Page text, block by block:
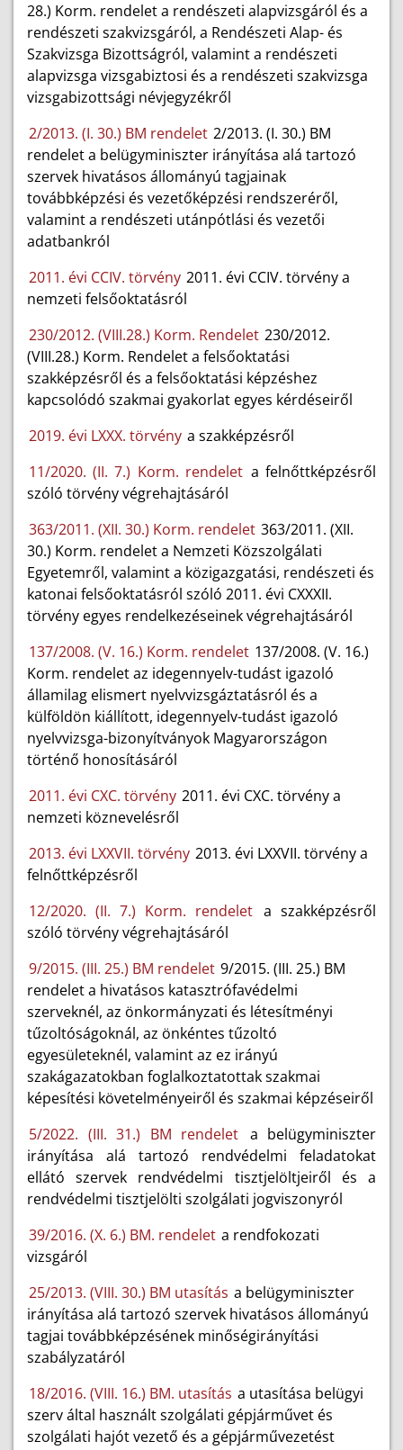
28.) Korm. rendelet a rendészeti alapvizsgáról és a
rendészeti szakvizsgáról, a Rendészeti Alap- és
Szakvizsga Bizottságról, valamint a rendészeti
alapvizsga vizsgabiztosi és a rendészeti szakvizsga
vizsgabizottsági névjegyzékről
2/2013. (I. 30.) BM rendelet 2/2013. (I. 30.) BM
rendelet a belügyminiszter irányítása alá tartozó
szervek hivatásos állományú tagjainak
továbbképzési és vezetőképzési rendszeréről,
valamint a rendészeti utánpótlási és vezetői
adatbankról
2011. évi CCIV. törvény 2011. évi CCIV. törvény a
nemzeti felsőoktatásról
230/2012. (VIII.28.) Korm. Rendelet 230/2012.
(VIII.28.) Korm. Rendelet a felsőoktatási
szakképzésről és a felsőoktatási képzéshez
kapcsolódó szakmai gyakorlat egyes kérdéseiről
2019. évi LXXX. törvény a szakképzésről
11/2020. (II. 7.) Korm. rendelet a felnőttképzésről
szóló törvény végrehajtásáról
363/2011. (XII. 30.) Korm. rendelet 363/2011. (XII.
30.) Korm. rendelet a Nemzeti Közszolgálati
Egyetemről, valamint a közigazgatási, rendészeti és
katonai felsőoktatásról szóló 2011. évi CXXXII.
törvény egyes rendelkezéseinek végrehajtásáról
137/2008. (V. 16.) Korm. rendelet 137/2008. (V. 16.)
Korm. rendelet az idegennyelv-tudást igazoló
államilag elismert nyelvvizsgáztatásról és a
külföldön kiállított, idegennyelv-tudást igazoló
nyelvvizsga-bizonyítványok Magyarországon
történő honosításáról
2011. évi CXC. törvény 2011. évi CXC. törvény a
nemzeti köznevelésről
2013. évi LXXVII. törvény 2013. évi LXXVII. törvény a
felnőttképzésről
12/2020. (II. 7.) Korm. rendelet a szakképzésről
szóló törvény végrehajtásáról
9/2015. (III. 25.) BM rendelet 9/2015. (III. 25.) BM
rendelet a hivatásos katasztrófavédelmi
szerveknél, az önkormányzati és létesítményi
tűzoltóságoknál, az önkéntes tűzoltó
egyesületeknél, valamint az ez irányú
szakágazatokban foglalkoztatottak szakmai
képesítési követelményeiről és szakmai képzéseiről
5/2022. (III. 31.) BM rendelet a belügyminiszter
irányítása alá tartozó rendvédelmi feladatokat
ellátó szervek rendvédelmi tisztjelöltjeiről és a
rendvédelmi tisztjelölti szolgálati jogviszonyról
39/2016. (X. 6.) BM. rendelet a rendfokozati
vizsgáról
25/2013. (VIII. 30.) BM utasítás a belügyminiszter
irányítása alá tartozó szervek hivatásos állományú
tagjai továbbképzésének minőségirányítási
szabályzatáról
18/2016. (VIII. 16.) BM. utasítás a utasítása belügyi
szerv által használt szolgálati gépjárművet és
szolgálati hajót vezető és a gépjárművezetést